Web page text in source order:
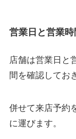
営業日と営業
店舗は営業日と
間を確認してお
併せて来店予約
に運びます。